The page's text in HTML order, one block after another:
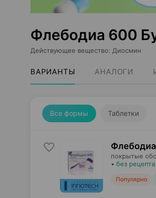
Флебодиа 600
Действующее вещество: Диосмин
ВАРИАНТЫ АНАЛОГИ
Все формы Таблетки
покрытые
• без рецепта
Популярно